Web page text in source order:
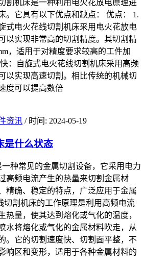
割机床是一种利用电火花放电原理进
。它具有以下优点和缺点： 优点： 1.
式电火花线切割机床采用电火花放电
以实现非常高的切割精度。其切割精
，适用于对精度要求较高的工件加
：自旋式电火花线切割机床采用高频
以实现高速切割。相比传统的机械切
度可以提高数倍
资讯 / 时间: 2024-05-19
是什么状态
一种常见的金属切割设备，它采用电力
高频电流产生的热量来切割金属材
精确、稳定的特点，广泛应用于金属
切割机床的工作原理是利用高频电流
热量，使其达到熔化或气化的温度，
水将熔化或气化的金属材料吹走，从
。它的切割速度快、切割面平整，不
响区和变形，适用于各种金属材料的